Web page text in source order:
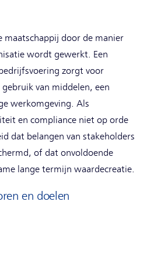
maatschappij door de manier
wordt gewerkt. Een
zorgt voor
van middelen, een
werkomgeving. Als
en compliance niet op orde
dat belangen van stakeholders
of dat onvoldoende
lange termijn waardecreatie.
en doelen